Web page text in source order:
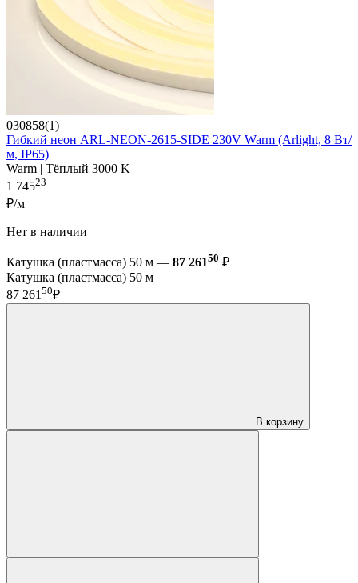
030858(1)
Гибкий неон ARL-NEON-2615-SIDE 230V Warm (Arlight, 8 Вт/
м, IP65)
Warm | Тёплый 3000 K
1 74523
₽/м
Нет в наличии
Катушка (пластмасса) 50 м — 87 26150 ₽
Катушка (пластмасса) 50 м
87 261 50₽
В корзину